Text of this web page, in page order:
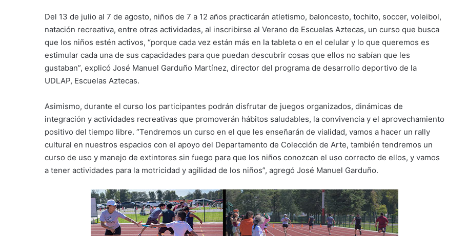
Del 13 de julio al 7 de agosto, niños de 7 a 12 años practicarán atletismo, baloncesto, tochito, soccer, voleibol,
natación recreativa, entre otras actividades, al inscribirse al Verano de Escuelas Aztecas, un curso que busca
que los niños estén activos, “porque cada vez están más en la tableta o en el celular y lo que queremos es
estimular cada una de sus capacidades para que puedan descubrir cosas que ellos no sabían que les
gustaban”, explicó José Manuel Garduño Martínez, director del programa de desarrollo deportivo de la
UDLAP, Escuelas Aztecas.
Asimismo, durante el curso los participantes podrán disfrutar de juegos organizados, dinámicas de
integración y actividades recreativas que promoverán hábitos saludables, la convivencia y el aprovechamiento
positivo del tiempo libre. “Tendremos un curso en el que les enseñarán de vialidad, vamos a hacer un rally
cultural en nuestros espacios con el apoyo del Departamento de Colección de Arte, también tendremos un
curso de uso y manejo de extintores sin fuego para que los niños conozcan el uso correcto de ellos, y vamos
a tener actividades para la motricidad y agilidad de los niños”, agregó José Manuel Garduño.